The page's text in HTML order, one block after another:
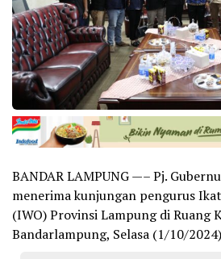
BANDAR LAMPUNG —– Pj.
menerima kunjungan pengurus
(IWO) Provinsi Lampung di Ruang
Bandarlampung, Selasa (1/10/